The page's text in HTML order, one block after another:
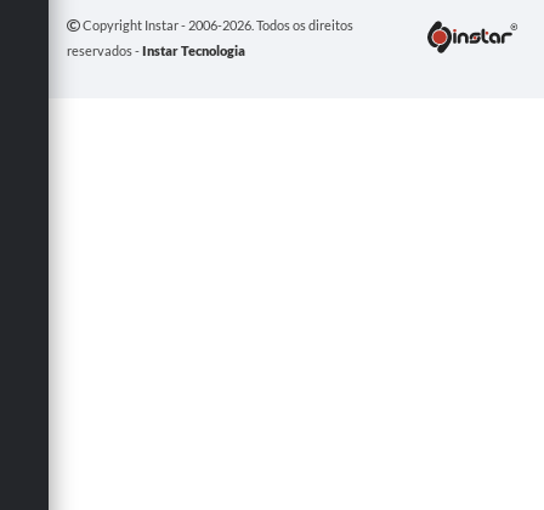
Copyright Instar - 2006-2026. Todos os direitos
reservados -Instar Tecnologia